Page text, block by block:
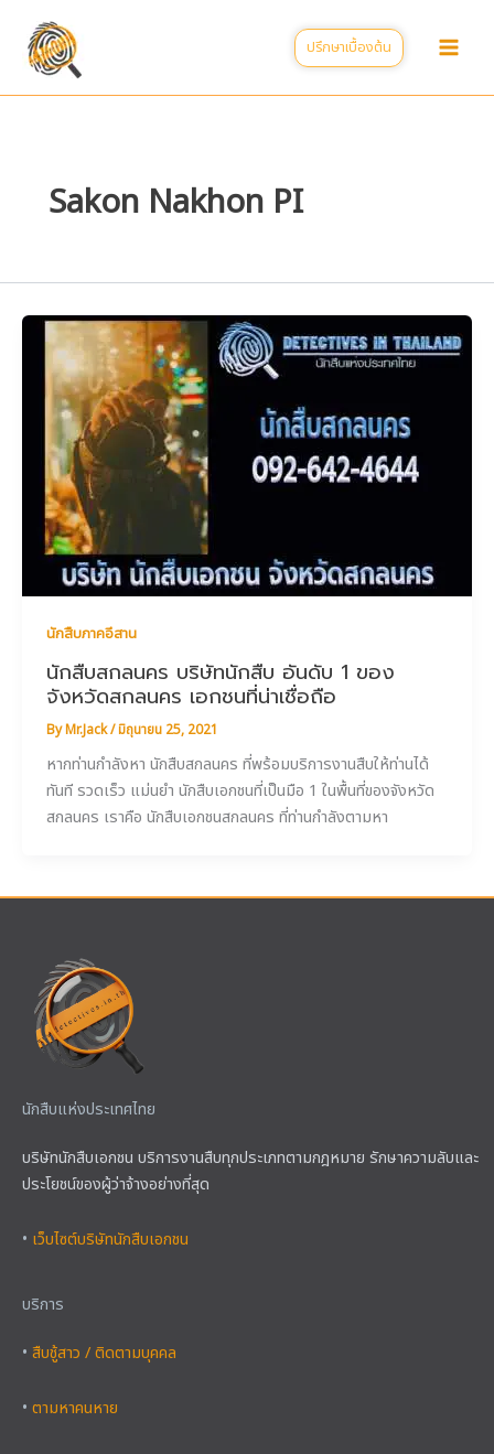
content
ปรึกษาเบื้องต้น
Sakon Nakhon PI
นักสืบภาคอีสาน
นักสืบสกลนคร บริษัทนักสืบ อันดับ 1 ของ
จังหวัดสกลนคร เอกชนที่น่าเชื่อถือ
ByMr.Jack/มิถุนายน 25, 2021
หากท่านกำลังหา นักสืบสกลนคร ที่พร้อมบริการงานสืบให้ท่านได้
ทันที รวดเร็ว แม่นยำ นักสืบเอกชนที่เป็นมือ 1 ในพื้นที่ของจังหวัด
สกลนคร เราคือ นักสืบเอกชนสกลนคร ที่ท่านกำลังตามหา
นักสืบแห่งประเทศไทย
บริษัทนักสืบเอกชน บริการงานสืบทุกประเภทตามกฎหมาย รักษาความลับและ
ประโยชน์ของผู้ว่าจ้างอย่างที่สุด
• เว็บไซต์บริษัทนักสืบเอกชน
บริการ
• สืบชู้สาว / ติดตามบุคคล
• ตามหาคนหาย